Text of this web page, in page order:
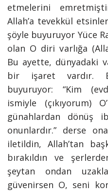
etmelerini
Allah’a tevekkül
şöyle buyuruyor Yüce
olan O diri varlığa
Bu ayette, dünyadaki
bir işaret vardır.
buyuruyor: “Kim
ismiyle (çıkıyorum)
günahlardan dönüş
onunlardır.” derse
iletildin, Allah’tan
bırakıldın ve
şeytan ondan
güvenirsen O, seni